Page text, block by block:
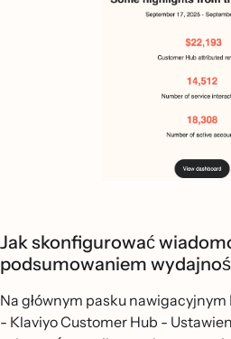
Jak skonfigurować
podsumowaniem
Na głównym pasku
- Klaviyo Customer Hub -